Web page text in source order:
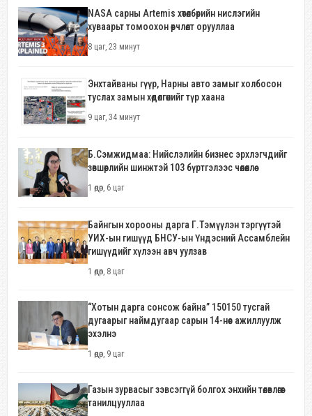
NASA сарны Artemis хөтөлбөрийн нислэгийн
хуваарьт томоохон өөрчлөлт орууллаа
8 цаг, 23 минут
Энхтайваны гүүр, Нарны авто замыг холбосон
туслах замын хөдөлгөөнийг түр хаана
9 цаг, 34 минут
Б.Сэмжидмаа: Нийслэлийн бизнес эрхлэгчдийг
зөвшөөрлийн шинжтэй 103 бүртгэлээс чөлөөллөө
1 өдөр, 6 цаг
Байнгын хорооны дарга Г.Тэмүүлэн тэргүүтэй
УИХ-ын гишүүд БНСУ-ын Үндэсний Ассамблейн
гишүүдийг хүлээн авч уулзав
1 өдөр, 8 цаг
“Хотын дарга сонсож байна” 150150 тусгай
дугаарыг наймдугаар сарын 14-нөөс ажиллуулж
эхэлнэ
1 өдөр, 9 цаг
Газын зурвасыг зэвсэггүй болгох энхийн төлөвлөгөөг
танилцууллаа